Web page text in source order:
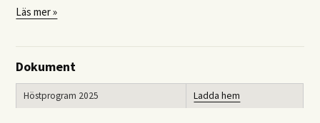
Läs mer »
Dokument
Höstprogram 2025 Ladda hem